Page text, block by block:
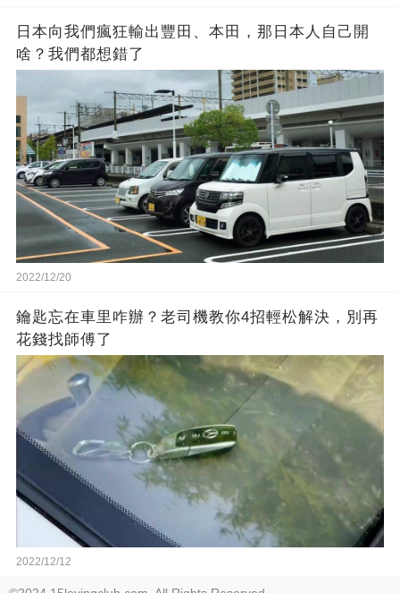
日本向我們瘋狂輸出豐田、本田，那日本人自己開
啥？我們都想錯了
2022/12/20
鑰匙忘在車里咋辦？老司機教你4招輕松解決，別再
花錢找師傅了
2022/12/12